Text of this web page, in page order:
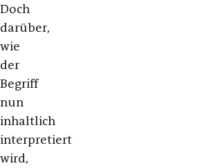
Doch
darüber,
wie
der
Begriff
nun
inhaltlich
interpretiert
wird,